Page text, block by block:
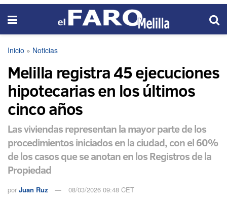
Inicio » Noticias
Melilla registra 45 ejecuciones
hipotecarias en los últimos
cinco años
Las viviendas representan la mayor parte de los
procedimientos iniciados en la ciudad, con el 60%
de los casos que se anotan en los Registros de la
Propiedad
por Juan Ruz 08/03/2026 09:48 CET